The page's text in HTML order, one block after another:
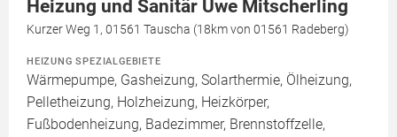
Heizung und Sanitär Uwe Mitscherling
Kurzer Weg 1, 01561 Tauscha (18km von 01561 Radeberg)
HEIZUNG SPEZIALGEBIETE
Wärmepumpe, Gasheizung, Solarthermie, Ölheizung,
Pelletheizung, Holzheizung, Heizkörper,
Fußbodenheizung, Badezimmer, Brennstoffzelle,